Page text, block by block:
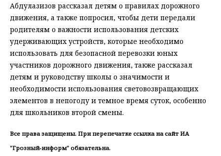
Абдулазизов рассказал детям о правилах дорожного
движения, а также попросил, чтобы дети передали
родителям о важности использования детских
удерживающих устройств, которые необходимо
использовать для безопасной перевозки юных
участников дорожного движения, также рассказал
детям и руководству школы о значимости и
необходимости использования световозвращающих
элементов в непогоду и темное время суток, особенно
для школьников второй смены.
Все права защищены. При перепечатке ссылка на сайт ИА
"Грозный-информ" обязательна.